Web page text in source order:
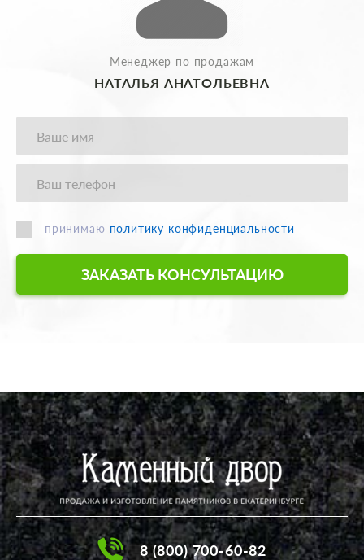
Менеджер по продажам
НАТАЛЬЯ АНАТОЛЬЕВНА
принимаю политику конфиденциальности
ЗАКАЗАТЬ КОНСУЛЬТАЦИЮ
8 (800) 700-60-82